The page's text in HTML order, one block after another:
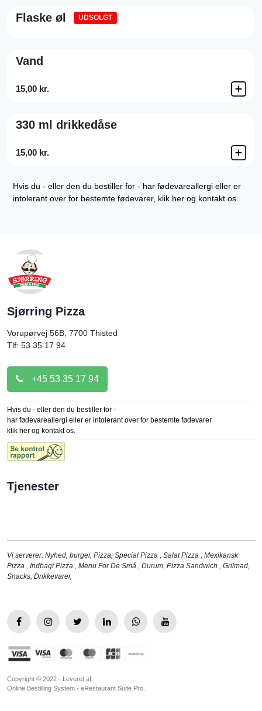
Flaske øl UDSOLGT
Vand
15,00 kr.
330 ml drikkedåse
15,00 kr.
Hvis du - eller den du bestiller for - har fødevareallergi eller er
intolerant over for bestemte fødevarer, klik her og kontakt os.
Sjørring Pizza
Vorupørvej 56B, 7700 Thisted
Tlf: 53 35 17 94
+45 53 35 17 94
Hvis du - eller den du bestiller for -
har fødevareallergi eller er intolerant over for bestemte fødevarer
klik her og kontakt os.
Tjenester
Vi serverer: Nyhed burger, Pizza Special Pizza Salat Pizza
Mexikansk
Pizza
Indbagt Pizza Menu For De Små Durum Pizza Sandwich Grilmad
Snacks Drikkevarer,
Copyright © 2022 - Leveret af:
Online Bestilling System - eRestaurant Suite Pro.